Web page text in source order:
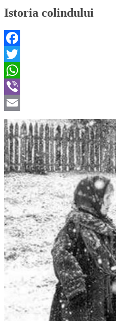
Istoria colindului
Facebook
Twitter
WhatsApp
Viber
Email